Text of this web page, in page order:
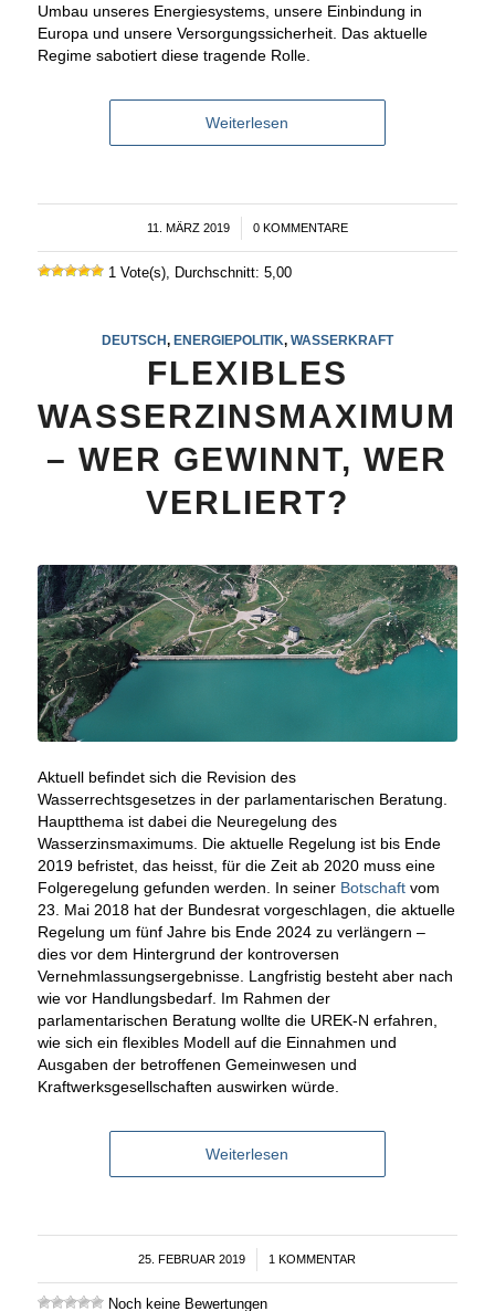
Umbau unseres Energiesystems, unsere Einbindung in
Europa und unsere Versorgungssicherheit. Das aktuelle
Regime sabotiert diese tragende Rolle.
Weiterlesen
11. MÄRZ 2019
/ 0 KOMMENTARE
1 Vote(s), Durchschnitt: 5,00
DEUTSCH, ENERGIEPOLITIK, WASSERKRAFT
FLEXIBLES
WASSERZINSMAXIMUM
– WER GEWINNT, WER
VERLIERT?
Aktuell befindet sich die Revision des
Wasserrechtsgesetzes in der parlamentarischen Beratung.
Hauptthema ist dabei die Neuregelung des
Wasserzinsmaximums. Die aktuelle Regelung ist bis Ende
2019 befristet, das heisst, für die Zeit ab 2020 muss eine
Folgeregelung gefunden werden. In seiner Botschaftvom
23. Mai 2018 hat der Bundesrat vorgeschlagen, die aktuelle
Regelung um fünf Jahre bis Ende 2024 zu verlängern –
dies vor dem Hintergrund der kontroversen
Vernehmlassungsergebnisse. Langfristig besteht aber nach
wie vor Handlungsbedarf. Im Rahmen der
parlamentarischen Beratung wollte die UREK-N erfahren,
wie sich ein flexibles Modell auf die Einnahmen und
Ausgaben der betroffenen Gemeinwesen und
Kraftwerksgesellschaften auswirken würde.
Weiterlesen
25. FEBRUAR 2019
/ 1 KOMMENTAR
Noch keine Bewertungen